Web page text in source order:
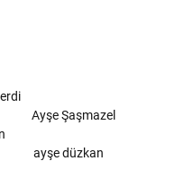
Ayşe Şaşmazel
ayşe düzkan